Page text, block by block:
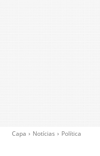
Capa Notícias Política